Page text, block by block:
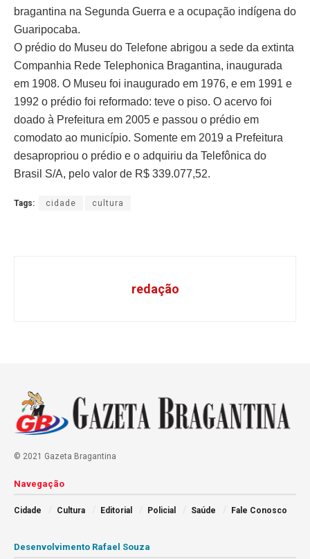
bragantina na Segunda Guerra e a ocupação indígena do
Guaripocaba.
O prédio do Museu do Telefone abrigou a sede da extinta
Companhia Rede Telephonica Bragantina, inaugurada
em 1908. O Museu foi inaugurado em 1976, e em 1991 e
1992 o prédio foi reformado: teve o piso. O acervo foi
doado à Prefeitura em 2005 e passou o prédio em
comodato ao município. Somente em 2019 a Prefeitura
desapropriou o prédio e o adquiriu da Telefônica do
Brasil S/A, pelo valor de R$ 339.077,52.
Tags: cidade cultura
redação
© 2021 Gazeta Bragantina
Navegação
Cidade Cultura Editorial Policial Saúde Fale Conosco
Desenvolvimento Rafael Souza